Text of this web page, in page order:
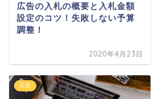
広告の入札の概要と入札金額
設定のコツ！失敗しない予算
調整！
2020年4月23日
広告